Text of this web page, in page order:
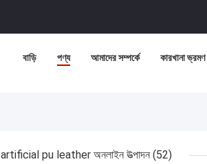
বাড়ি পণ্য আমাদের সম্পর্কে কারখানা ভ্রমণ
artificial pu leather অনলাইন উত্পাদন (52)